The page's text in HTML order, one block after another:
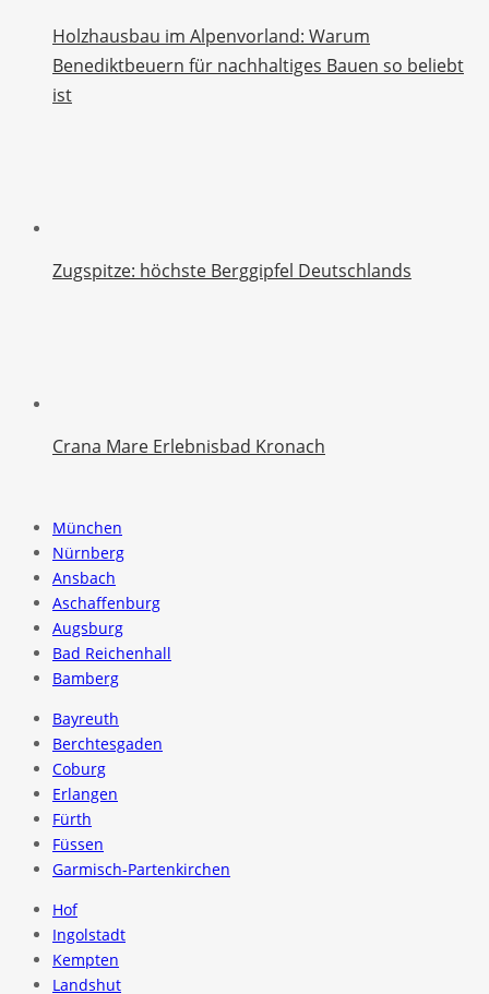
Holzhausbau im Alpenvorland: Warum
Benediktbeuern für nachhaltiges Bauen so beliebt
ist
Zugspitze: höchste Berggipfel Deutschlands
Crana Mare Erlebnisbad Kronach
München
Nürnberg
Ansbach
Aschaffenburg
Augsburg
Bad Reichenhall
Bamberg
Bayreuth
Berchtesgaden
Coburg
Erlangen
Fürth
Füssen
Garmisch-Partenkirchen
Hof
Ingolstadt
Kempten
Landshut